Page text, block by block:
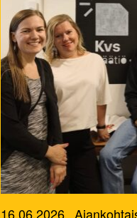
16.06.2026